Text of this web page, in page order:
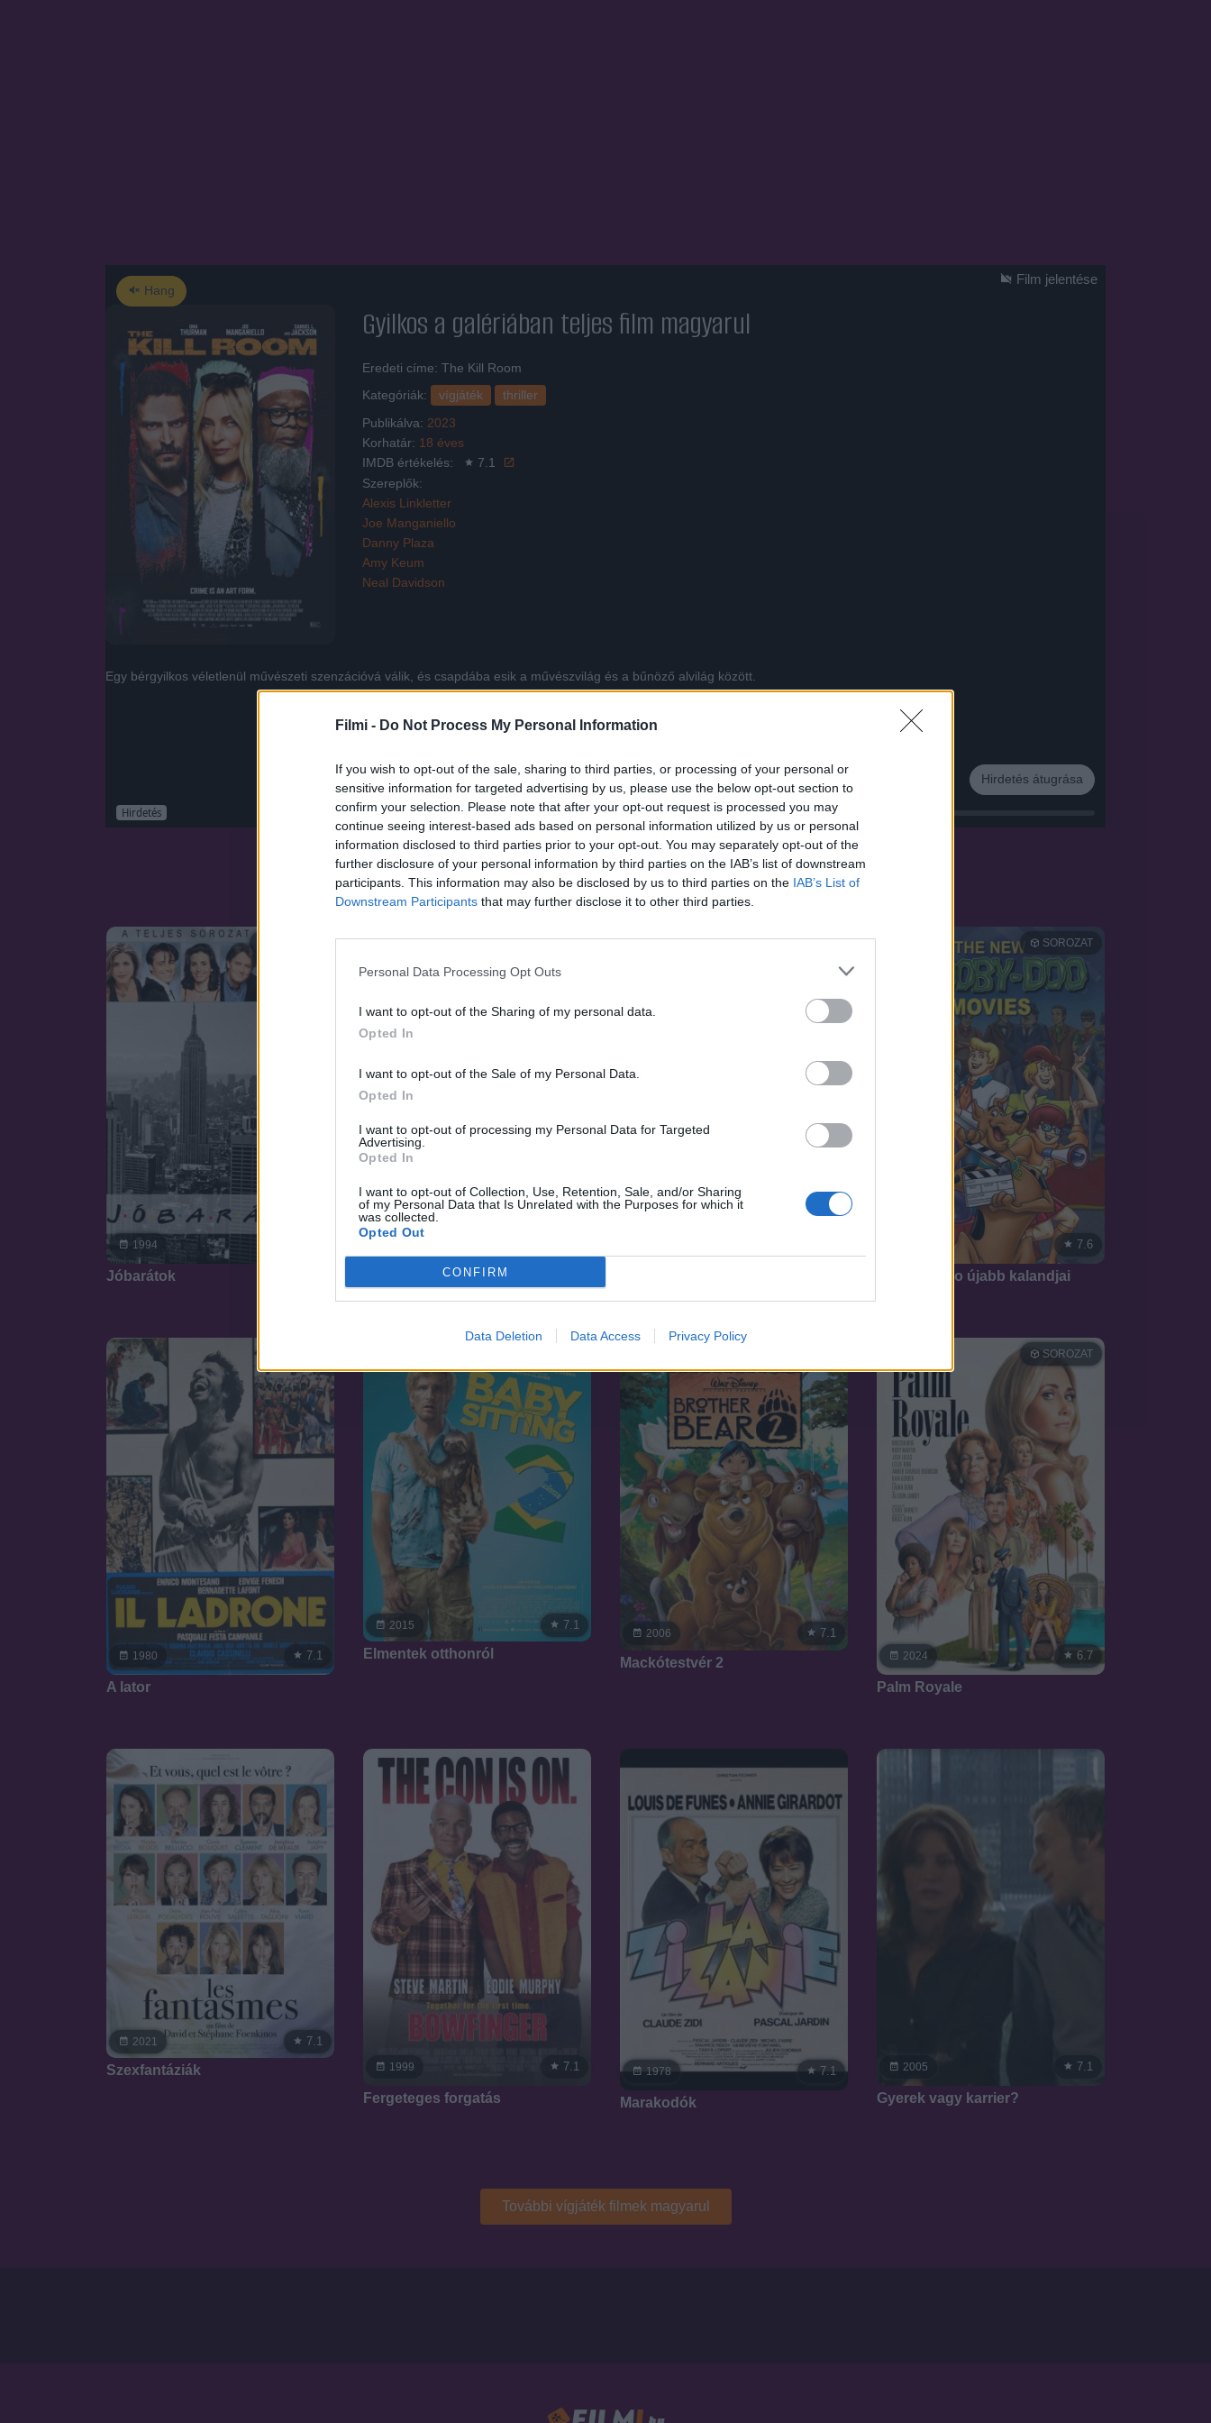
Filmi - Do Not Process My Personal Information
If you wish to opt-out of the sale, sharing to third parties, or processing of your personal or
sensitive information for targeted advertising by us, please use the below opt-out section to
confirm your selection. Please note that after your opt-out request is processed you may
continue seeing interest-based ads based on personal information utilized by us or personal
information disclosed to third parties prior to your opt-out. You may separately opt-out of the
further disclosure of your personal information by third parties on the IAB’s list of downstream
participants. This information may also be disclosed by us to third parties on the IAB’s List of
Downstream Participants that may further disclose it to other third parties.
Personal Data Processing Opt Outs
I want to opt-out of the Sharing of my personal data.
Opted In
I want to opt-out of the Sale of my Personal Data.
Opted In
I want to opt-out of processing my Personal Data for Targeted
Advertising.
Opted In
I want to opt-out of Collection, Use, Retention, Sale, and/or Sharing
of my Personal Data that Is Unrelated with the Purposes for which it
was collected.
Opted Out
CONFIRM
Data Deletion Data Access Privacy Policy
Hang
Hirdetés
Hirdetés átugrása
Film jelentése
Gyilkos a galériában teljes film magyarul
Eredeti címe: The Kill Room
Kategóriák:
vígjáték
thriller
Publikálva: 2023
Korhatár: 18 éves
IMDB értékelés:
7.1
Szereplők:
Alexis Linkletter
Joe Manganiello
Danny Plaza
Amy Keum
Neal Davidson
Egy bérgyilkos véletlenül művészeti szenzációvá válik, és csapdába esik a művészvilág és a bűnöző alvilág között.
Hasonló teljes filmek magyarul
1994
Jóbarátok
1993 7.1
SOROZAT
7.6
Scooby-Doo újabb kalandjai
1980 7.1
A lator
2015 7.1
Elmentek otthonról
2006 7.1
Mackótestvér 2 2024
SOROZAT
6.7
Palm Royale
2021 7.1
Szexfantáziák 1999 7.1
Fergeteges forgatás
1978 7.1
Marakodók
2005 7.1
Gyerek vagy karrier?
További vígjáték filmek magyarul